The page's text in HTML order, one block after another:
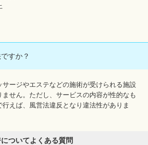
すか？
サージやエステなどの施術が受けられる施設
せん。ただし、サービスの内容が性的なも
えば、風営法違反となり違法性がありま
ついてよくある質問